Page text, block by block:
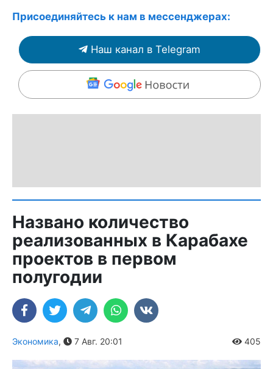
Присоединяйтесь к нам в мессенджерах:
Наш канал в Telegram
Названо количество
реализованных в Карабахе
проектов в первом
полугодии
Экономика, 7 Авг. 20:01 405